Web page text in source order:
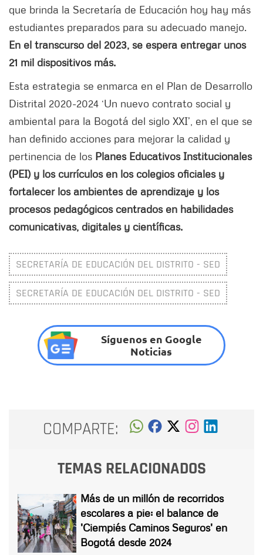
que brinda la Secretaría de Educación hoy hay más
estudiantes preparados para su adecuado manejo.
En el transcurso del 2023, se espera entregar unos
21 mil dispositivos más.
Esta estrategia se enmarca en el Plan de Desarrollo
Distrital 2020-2024 ‘Un nuevo contrato social y
ambiental para la Bogotá del siglo XXI’, en el que se
han definido acciones para mejorar la calidad y
pertinencia de los Planes Educativos Institucionales
(PEI) y los currículos en los colegios oficiales y
fortalecer los ambientes de aprendizaje y los
procesos pedagógicos centrados en habilidades
comunicativas, digitales y científicas.
SECRETARÍA DE EDUCACIÓN DEL DISTRITO - SED
SECRETARÍA DE EDUCACIÓN DEL DISTRITO - SED
Síguenos en Google
Noticias
COMPARTE:
TEMAS RELACIONADOS
Más de un millón de recorridos
escolares a pie: el balance de
'Ciempiés Caminos Seguros' en
Bogotá desde 2024